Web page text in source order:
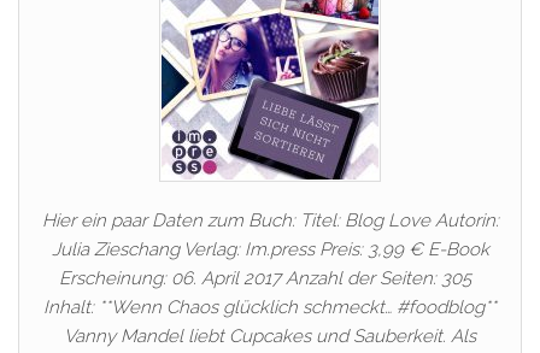
Hier ein paar Daten zum Buch: Titel: Blog Love Autorin:
Julia Zieschang Verlag: Im.press Preis: 3,99 € E-Book
Erscheinung: 06. April 2017 Anzahl der Seiten: 305
Inhalt: **Wenn Chaos glücklich schmeckt… #foodblog**
Vanny Mandel liebt Cupcakes und Sauberkeit. Als